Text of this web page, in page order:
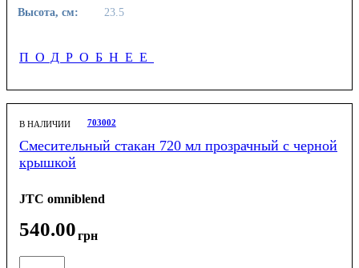
Высота, см:
23.5
ПОДРОБНЕЕ
В НАЛИЧИИ 703002
Смесительный стакан 720 мл прозрачный с черной
крышкой
JTC omniblend
540.00грн